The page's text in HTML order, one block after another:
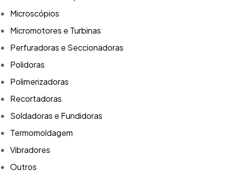
Microscópios
Micromotores e Turbinas
Perfuradoras e Seccionadoras
Polidoras
Polimerizadoras
Recortadoras
Soldadoras e Fundidoras
Termomoldagem
Vibradores
Outros